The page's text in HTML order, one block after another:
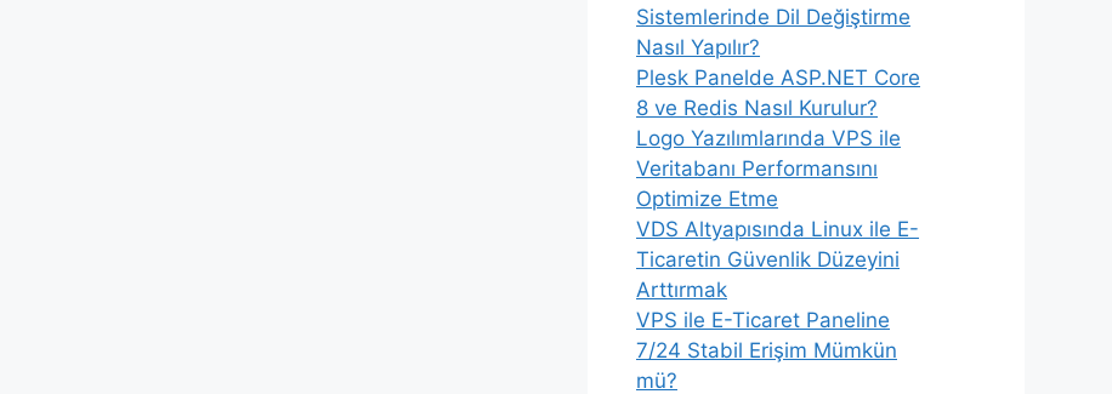
Sistemlerinde Dil Değiştirme
Nasıl Yapılır?
Plesk Panelde ASP.NET Core
8 ve Redis Nasıl Kurulur?
Logo Yazılımlarında VPS ile
Veritabanı Performansını
Optimize Etme
VDS Altyapısında Linux ile E-
Ticaretin Güvenlik Düzeyini
Arttırmak
VPS ile E-Ticaret Paneline
7/24 Stabil Erişim Mümkün
mü?